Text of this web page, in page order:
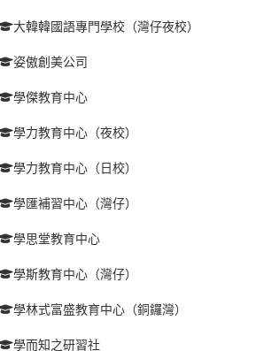
大韓韓國語專門學校（灣仔夜校）
姿傲創美公司
學傑教育中心
學力教育中心（夜校）
學力教育中心（日校）
學匯補習中心（灣仔）
學思堂教育中心
學斯教育中心（灣仔）
學林式富盛教育中心（銅鑼灣）
學而知之研習社